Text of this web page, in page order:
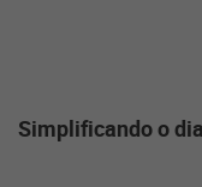
Simplificando o